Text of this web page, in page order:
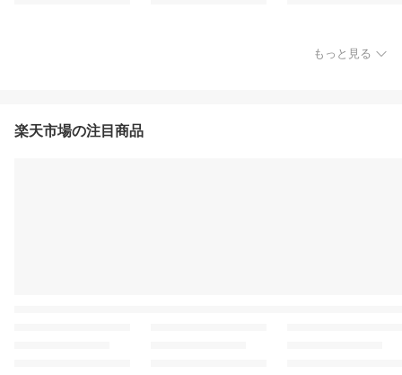
もっと見る
楽天市場の注目商品